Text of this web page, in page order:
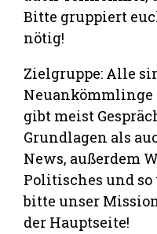
Bitte gruppiert
nötig!
Zielgruppe: Alle
Neuankömmlinge
gibt meist
Grundlagen als
News, außerdem
Politisches und so
bitte unser
der Hauptseite!